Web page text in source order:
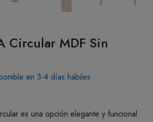
Circular MDF Sin
en 3-4 días hábiles
es una opción elegante y funcional